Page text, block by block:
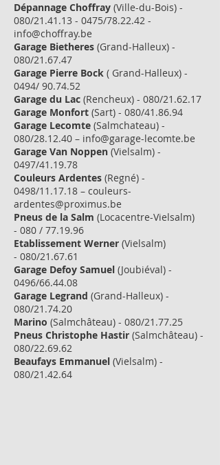
Dépannage Choffray (Ville-du-Bois) -
080/21.41.13 - 0475/78.22.42 -
info@choffray.be
Garage Bietheres (Grand-Halleux) -
080/21.67.47
Garage Pierre Bock ( Grand-Halleux) -
0494/ 90.74.52
Garage du Lac (Rencheux) - 080/21.62.17
Garage Monfort (Sart) - 080/41.86.94
Garage Lecomte (Salmchateau) -
080/28.12.40 – info@garage-lecomte.be
Garage Van Noppen (Vielsalm) -
0497/41.19.78
Couleurs Ardentes (Regné) -
0498/11.17.18 – couleurs-
ardentes@proximus.be
Pneus de la Salm (Locacentre-Vielsalm)
- 080 / 77.19.96
Etablissement Werner (Vielsalm)
- 080/21.67.61
Garage Defoy Samuel (Joubiéval) -
0496/66.44.08
Garage Legrand (Grand-Halleux) -
080/21.74.20
Marino (Salmchâteau) - 080/21.77.25
Pneus Christophe Hastir (Salmchâteau) -
080/22.69.62
Beaufays Emmanuel (Vielsalm) -
080/21.42.64